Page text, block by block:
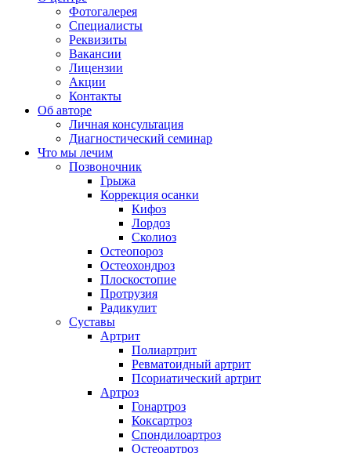
Фотогалерея
Специалисты
Реквизиты
Вакансии
Лицензии
Акции
Контакты
Об авторе
Личная консультация
Диагностический семинар
Что мы лечим
Позвоночник
Грыжа
Коррекция осанки
Кифоз
Лордоз
Сколиоз
Остеопороз
Остеохондроз
Плоскостопие
Протрузия
Радикулит
Суставы
Артрит
Полиартрит
Ревматоидный артрит
Псориатический артрит
Артроз
Гонартроз
Коксартроз
Спондилоартроз
Остеоартроз